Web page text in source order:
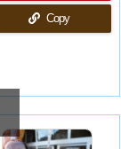
Copy